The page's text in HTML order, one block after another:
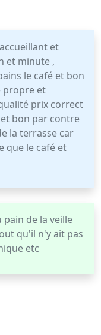
et
et minute ,
le café et bon
propre et
prix correct
bon par contre
la terrasse car
que le café et
de la veille
qu'il n'y ait pas
etc